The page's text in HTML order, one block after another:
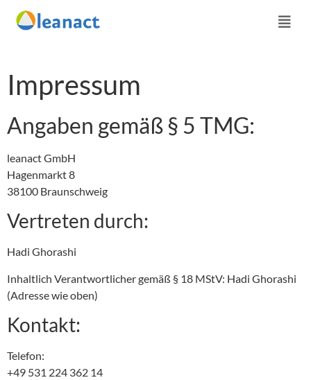
Impressum
Angaben gemäß § 5 TMG:
leanact GmbH
Hagenmarkt 8
38100 Braunschweig
Vertreten durch:
Hadi Ghorashi
Inhaltlich Verantwortlicher gemäß § 18 MStV: Hadi Ghorashi
(Adresse wie oben)
Kontakt:
Telefon:
+49 531 224 362 14